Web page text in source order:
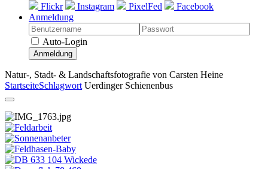
Flickr
Instagram PixelFed
Facebook
Anmeldung
Auto-Login
Anmeldung
Natur-, Stadt- & Landschaftsfotografie von Carsten Heine
StartseiteSchlagwort Uerdinger Schienenbus